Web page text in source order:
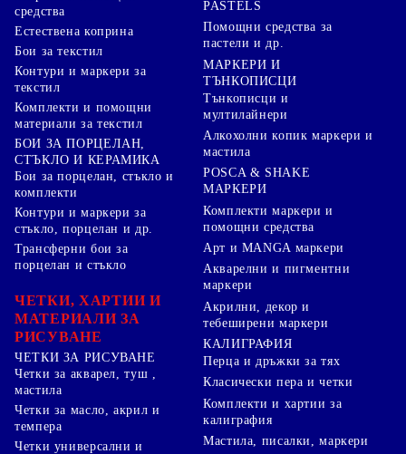
средства
Естествена коприна
Бои за текстил
Контури и маркери за
текстил
Комплекти и помощни
материали за текстил
БОИ ЗА ПОРЦЕЛАН,
СТЪКЛО И КЕРАМИКА
Бои за порцелан, стъкло и
комплекти
Контури и маркери за
стъкло, порцелан и др.
Трансферни бои за
порцелан и стъкло
ЧЕТКИ, ХАРТИИ И
МАТЕРИАЛИ ЗА
РИСУВАНЕ
ЧЕТКИ ЗА РИСУВАНЕ
Четки за акварел, туш ,
мастила
Четки за масло, акрил и
темпера
Четки универсални и
PASTELS
Помощни средства за
пастели и др.
МАРКЕРИ И
ТЪНКОПИСЦИ
Тънкописци и
мултилайнери
Алкохолни копик маркери и
мастила
POSCA & SHAKE
МАРКЕРИ
Комплекти маркери и
помощни средства
Арт и MANGA маркери
Акварелни и пигментни
маркери
Акрилни, декор и
тебеширени маркери
КАЛИГРАФИЯ
Перца и дръжки за тях
Класически пера и четки
Комплекти и хартии за
калиграфия
Мастила, писалки, маркери